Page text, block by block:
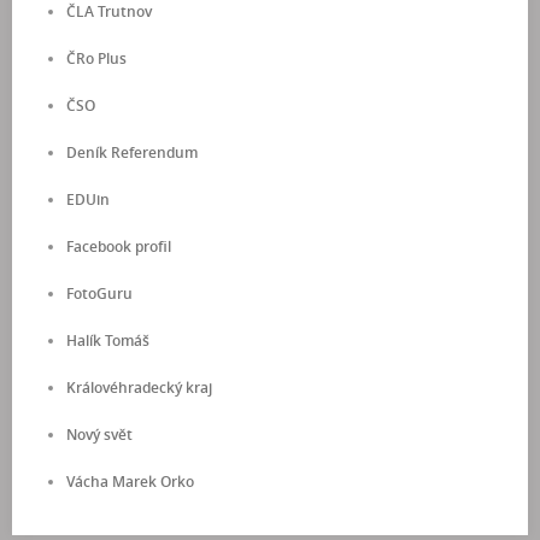
ČLA Trutnov
ČRo Plus
ČSO
Deník Referendum
EDUin
Facebook profil
FotoGuru
Halík Tomáš
Královéhradecký kraj
Nový svět
Vácha Marek Orko